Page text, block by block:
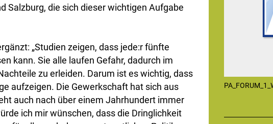
Salzburg, die sich dieser wichtigen Aufgabe
„Studien zeigen, dass jede:r fünfte
kann. Sie alle laufen Gefahr, dadurch im
zu erleiden. Darum ist es wichtig, dass
aufzeigen. Die Gewerkschaft hat sich aus
auch nach über einem Jahrhundert immer
ich mir wünschen, dass die Dringlichkeit